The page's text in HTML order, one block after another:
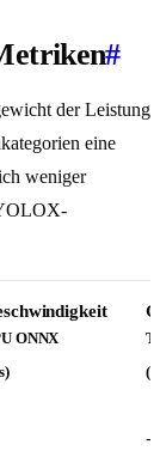
#
der Leistung
eine
weniger
ONNX
-